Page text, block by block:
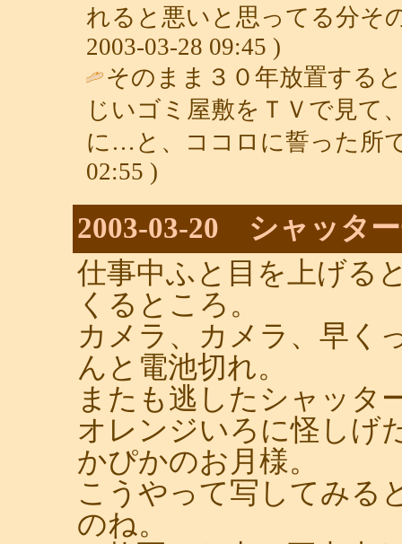
れると悪いと思ってる分そ
2003-03-28 09:45 )
そのまま３０年放置する
じいゴミ屋敷をＴＶで見て
に…と、ココロに誓った所
02:55 )
2003-03-20 シャッタ
仕事中ふと目を上げる
くるところ。
カメラ、カメラ、早く
んと電池切れ。
またも逃したシャッタ
オレンジいろに怪しげ
かぴかのお月様。
こうやって写してみる
のね。